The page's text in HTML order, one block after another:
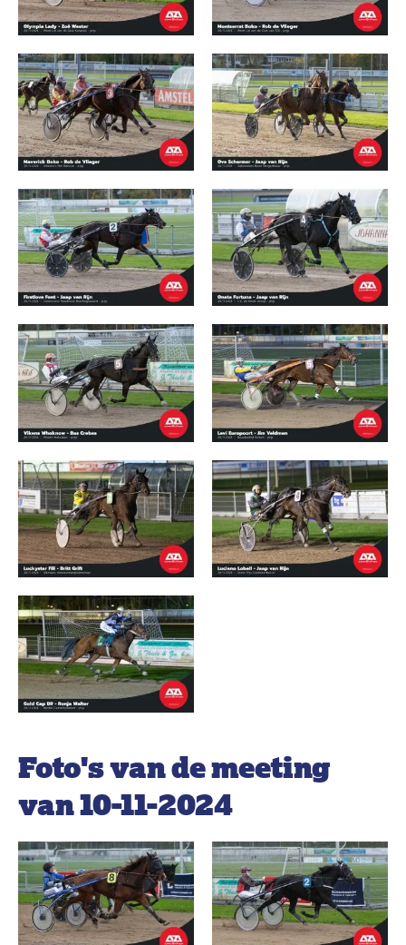
Foto's van de meeting
van 10-11-2024